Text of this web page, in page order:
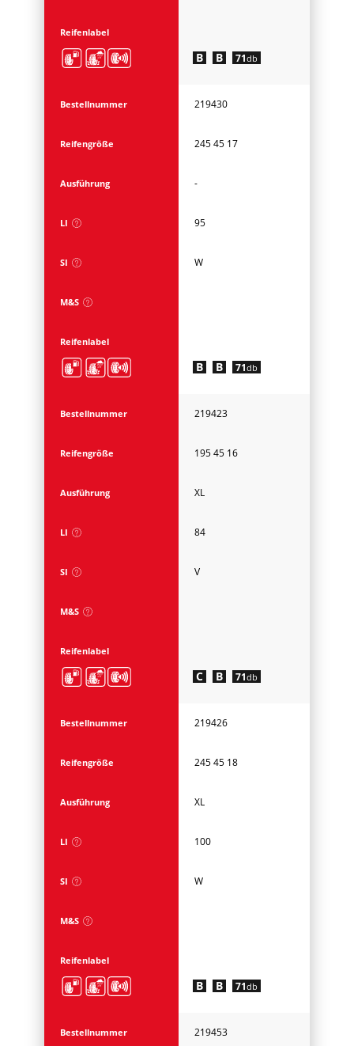
Reifenlabel
B B 71db
Bestellnummer 219430
Reifengröße 245 45 17
Ausführung -
LI 95
SI W
M&S
Reifenlabel
B B 71db
Bestellnummer 219423
Reifengröße 195 45 16
Ausführung XL
LI 84
SI V
M&S
Reifenlabel
C B 71db
Bestellnummer 219426
Reifengröße 245 45 18
Ausführung XL
LI 100
SI W
M&S
Reifenlabel
B B 71db
Bestellnummer 219453